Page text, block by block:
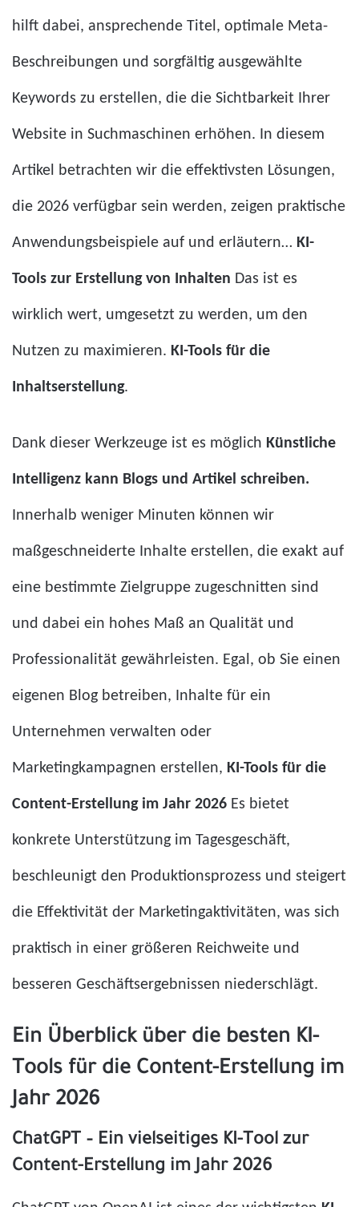
hilft dabei, ansprechende Titel, optimale Meta-
Beschreibungen und sorgfältig ausgewählte
Keywords zu erstellen, die die Sichtbarkeit Ihrer
Website in Suchmaschinen erhöhen. In diesem
Artikel betrachten wir die effektivsten Lösungen,
die 2026 verfügbar sein werden, zeigen praktische
Anwendungsbeispiele auf und erläutern… KI-
Tools zur Erstellung von Inhalten Das ist es
wirklich wert, umgesetzt zu werden, um den
Nutzen zu maximieren. KI-Tools für die
Inhaltserstellung.
Dank dieser Werkzeuge ist es möglich Künstliche
Intelligenz kann Blogs und Artikel schreiben.
Innerhalb weniger Minuten können wir
maßgeschneiderte Inhalte erstellen, die exakt auf
eine bestimmte Zielgruppe zugeschnitten sind
und dabei ein hohes Maß an Qualität und
Professionalität gewährleisten. Egal, ob Sie einen
eigenen Blog betreiben, Inhalte für ein
Unternehmen verwalten oder
Marketingkampagnen erstellen, KI-Tools für die
Content-Erstellung im Jahr 2026 Es bietet
konkrete Unterstützung im Tagesgeschäft,
beschleunigt den Produktionsprozess und steigert
die Effektivität der Marketingaktivitäten, was sich
praktisch in einer größeren Reichweite und
besseren Geschäftsergebnissen niederschlägt.
Ein Überblick über die besten KI-
Tools für die Content-Erstellung im
Jahr 2026
ChatGPT – Ein vielseitiges KI-Tool zur
Content-Erstellung im Jahr 2026